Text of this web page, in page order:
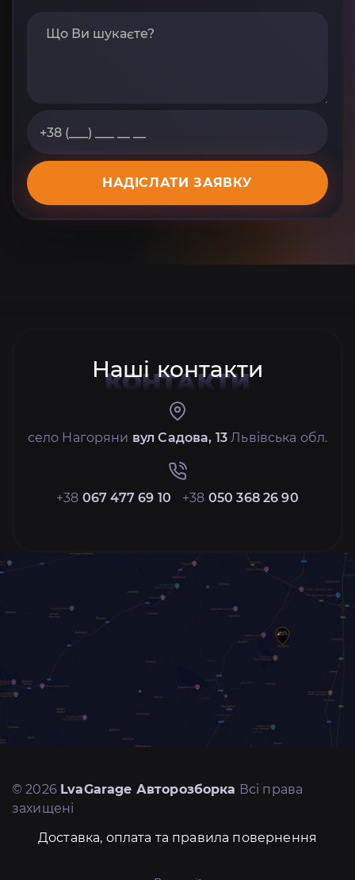
НАДІСЛАТИ ЗАЯВКУ
Наші контакти
КОНТАКТИ
село Нагоряни вул Садова, 13 Львівська обл.
+38 067 477 69 10 +38 050 368 26 90
© 2026 LvaGarage Авторозборка Всі права
захищені
Доставка, оплата та правила повернення